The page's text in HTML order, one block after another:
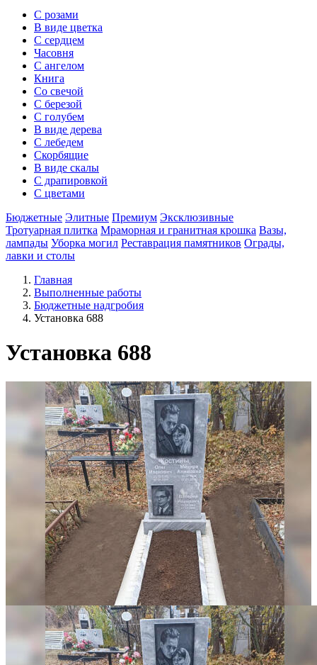
С розами
В виде цветка
С сердцем
Часовня
С ангелом
Книга
Со свечой
С березой
С голубем
В виде дерева
С лебедем
Скорбящие
В виде скалы
С драпировкой
С цветами
Бюджетные Элитные Премиум Эксклюзивные
Тротуарная плитка Мраморная и гранитная крошка Вазы,
лампады Уборка могил Реставрация памятников Ограды,
лавки и столы
Главная
Выполненные работы
Бюджетные надгробия
Установка 688
Установка 688